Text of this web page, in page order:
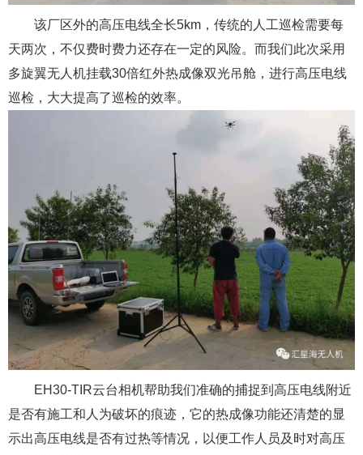
该厂区外的高压电线全长5km，传统的人工巡检需要每
天两次，不仅费时费力还存在一定的风险。而我们此次采用
多旋翼无人机挂载30倍红外热成像双光吊舱，进行高压电线
巡检，大大提高了巡检的效率。
EH30-TIR云台相机帮助我们准确的捕捉到高压电线附近
是否有施工和人为破坏的痕迹，它的热成像功能还清楚的显
示出高压电线是否有过热等情况，以便工作人员及时对高压